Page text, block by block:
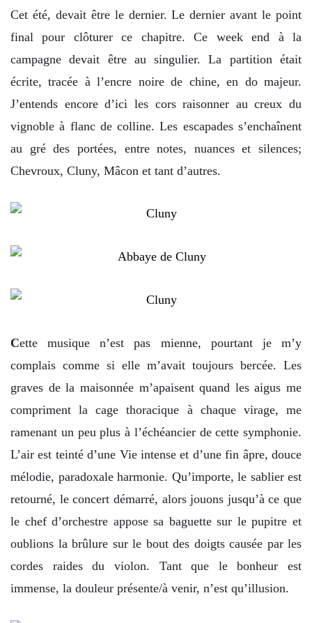
Cet été, devait être le dernier. Le dernier avant le point
final pour clôturer ce chapitre. Ce week end à la
campagne devait être au singulier. La partition était
écrite, tracée à l’encre noire de chine, en do majeur.
J’entends encore d’ici les cors raisonner au creux du
vignoble à flanc de colline. Les escapades s’enchaînent
au gré des portées, entre notes, nuances et silences;
Chevroux, Cluny, Mâcon et tant d’autres.
Cette musique n’est pas mienne, pourtant je m’y
complais comme si elle m’avait toujours bercée. Les
graves de la maisonnée m’apaisent quand les aigus me
compriment la cage thoracique à chaque virage, me
ramenant un peu plus à l’échéancier de cette symphonie.
L’air est teinté d’une Vie intense et d’une fin âpre, douce
mélodie, paradoxale harmonie. Qu’importe, le sablier est
retourné, le concert démarré, alors jouons jusqu’à ce que
le chef d’orchestre appose sa baguette sur le pupitre et
oublions la brûlure sur le bout des doigts causée par les
cordes raides du violon. Tant que le bonheur est
immense, la douleur présente/à venir, n’est qu’illusion.